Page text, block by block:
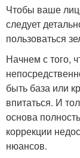
Чтобы ваше
следует
пользоваться
Начнем с того,
быть база или
впитаться. И
основа
коррекции
нюансов.